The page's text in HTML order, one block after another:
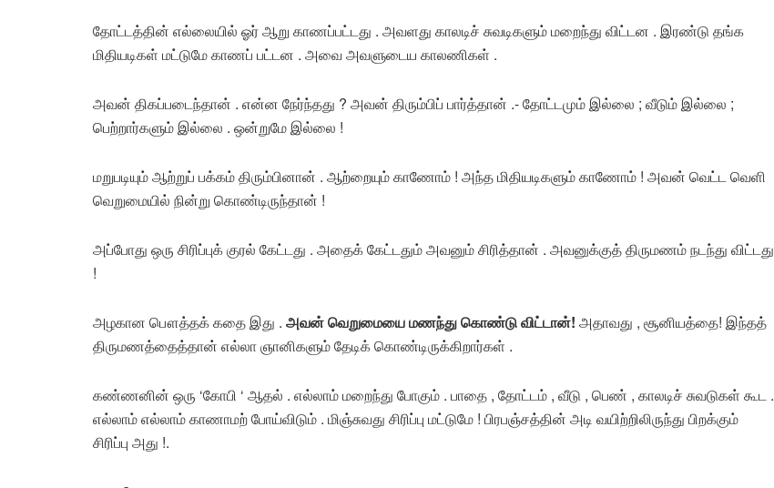
தோட்டத்தின் எல்லையில் ஓர் ஆறு காணப்பட்டது . அவளது காலடிச் சுவடிகளும் மறைந்து விட்டன . இரண்டு தங்க
மிதியடிகள் மட்டுமே காணப் பட்டன . அவை அவளுடைய காலணிகள் .
அவன் திகப்படைந்தான் . என்ன நேர்ந்தது ? அவன் திரும்பிப் பார்த்தான் .- தோட்டமும் இல்லை ; வீடும் இல்லை ;
பெற்றார்களும் இல்லை . ஒன்றுமே இல்லை !
மறுபடியும் ஆற்றுப் பக்கம் திரும்பினான் . ஆற்றையும் காணோம் ! அந்த மிதியடிகளும் காணோம் ! அவன் வெட்ட வெளி
வெறுமையில் நின்று கொண்டிருந்தான் !
அப்போது ஒரு சிரிப்புக் குரல் கேட்டது . அதைக் கேட்டதும் அவனும் சிரித்தான் . அவனுக்குத் திருமணம் நடந்து விட்டது
!
அழகான பௌத்தக் கதை இது . அவன் வெறுமையை மணந்து கொண்டு விட்டான்! அதாவது , சூனியத்தை! இந்தத்
திருமணத்தைத்தான் எல்லா ஞானிகளும் தேடிக் கொண்டிருக்கிறார்கள் .
கண்ணனின் ஒரு ‘கோபி ‘ ஆதல் . எல்லாம் மறைந்து போகும் . பாதை , தோட்டம் , வீடு , பெண் , காலடிச் சுவடுகள் கூட .
எல்லாம் எல்லாம் காணாமற் போய்விடும் . மிஞ்சுவது சிரிப்பு மட்டுமே ! பிரபஞ்சத்தின் அடி வயிற்றிலிருந்து பிறக்கும்
சிரிப்பு அது !.